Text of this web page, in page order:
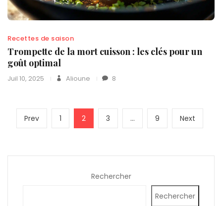
Recettes de saison
Trompette de la mort cuisson : les clés pour un
goût optimal
Juil 10, 2025 Alioune 8
Pagination
des
PrevPrevious
page
Page
1 Page
2 Page
3 … Page
9 Next
page
Rechercher
Rechercher